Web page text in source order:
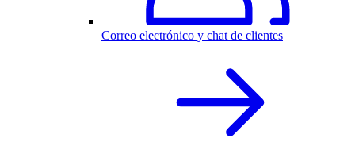
Correo electrónico y chat de clientes